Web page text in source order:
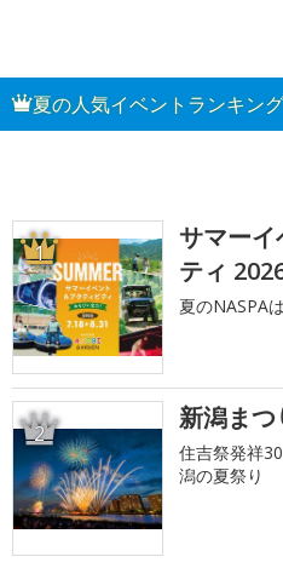
夏の人気イベントランキング
1
サマー
ティ
夏のNASPA
2 新潟ま
住吉祭発祥
潟の夏祭り